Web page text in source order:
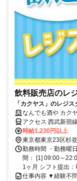
飲料販売店のレ
「カクヤス」のレジ
スキマ時間を有効活
なんでも酒や カク
アクセス 西武新宿
歩約13分、西武新
ク）通勤不可
時給1,230円以上
東京都東京23区杉
勤務時間 ・勤務曜
間： [1] 09:00～
1ヶ月 シフト提出
仕事内容 ▼経験不